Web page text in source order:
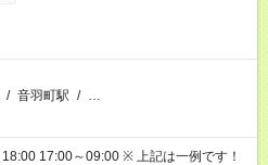
/ 音羽町駅 / …
～09:00 ※ 上記は一例です！